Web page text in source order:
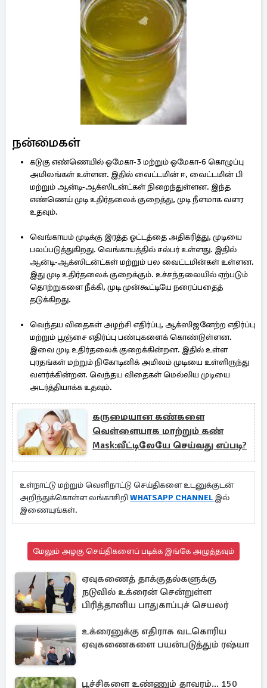
நன்மைகள்
கடுகு எண்ணெயில் ஒமேகா-3 மற்றும் ஒமேகா-6 கொழுப்பு
அமிலங்கள் உள்ளன. இதில் வைட்டமின் ஈ, வைட்டமின் பி
மற்றும் ஆன்டி-ஆக்ஸிடன்ட்கள் நிறைந்துள்ளன. இந்த
எண்ணெய் முடி உதிர்தலைக் குறைத்து, முடி நீளமாக வளர
உதவும்.
வெங்காயம் முடிக்கு இரத்த ஓட்டத்தை அதிகரித்து, முடியை
பலப்படுத்துகிறது. வெங்காயத்தில் சல்பர் உள்ளது. இதில்
ஆன்டி-ஆக்ஸிடன்ட்கள் மற்றும் பல வைட்டமின்கள் உள்ளன.
இது முடி உதிர்தலைக் குறைக்கும். உச்சந்தலையில் ஏற்படும்
தொற்றுகளை நீக்கி, முடி முன்கூட்டியே நரைப்பதைத்
தடுக்கிறது.
வெந்தய விதைகள் அழற்சி எதிர்ப்பு, ஆக்ஸிஜனேற்ற எதிர்ப்பு
மற்றும் பூஞ்சை எதிர்ப்பு பண்புகளைக் கொண்டுள்ளன.
இவை முடி உதிர்தலைக் குறைக்கின்றன. இதில் உள்ள
புரதங்கள் மற்றும் நிகோடினிக் அமிலம் முடியை உள்ளிருந்து
வளர்க்கின்றன. வெந்தய விதைகள் மெல்லிய முடியை
அடர்த்தியாக்க உதவும்.
கருமையான கண்களை
வெள்ளையாக மாற்றும் கண்
Mask:வீட்டிலேயே செய்வது எப்படி?
உள்நாட்டு மற்றும் வெளிநாட்டு செய்திகளை உடனுக்குடன்
அறிந்துக்கொள்ள லங்காசிறி WHATSAPP CHANNEL இல்
இணையுங்கள்.
மேலும் அழகு செய்திகளைப் படிக்க இங்கே அழுத்தவும்
ஏவுகணைத் தாக்குதல்களுக்கு
நடுவில் உக்ரைன் சென்றுள்ள
பிரித்தானிய பாதுகாப்புச் செயலர்
உக்ரைனுக்கு எதிராக வடகொரிய
ஏவுகணைகளை பயன்படுத்தும் ரஷ்யா
பூச்சிகளை உண்ணும் தாவரம்... 150